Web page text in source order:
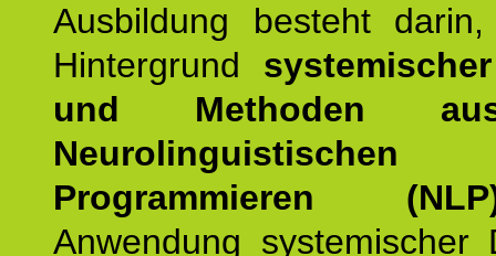
Ausbildung besteht
Hintergrund
und Methoden
Neurolinguistischen
Programmieren
Anwendung systemischer